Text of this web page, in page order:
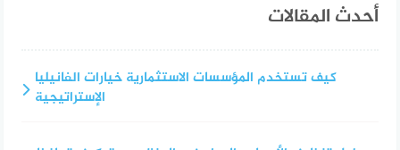
أحدث المقالات
كيف تستخدم المؤسسات الاستثمارية خيارات الفانيليا
الإستراتيجية